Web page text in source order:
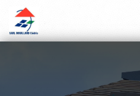
Panneau de gestion des cookies